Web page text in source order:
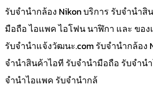
รับจำนำกล้อง Nikon บริการ รับจำนำสิ
มือถือ ไอแพค ไอโฟน นาฬิกา และ ขอ
รับจํานําแจ้งวัฒนะ.com รับจำนำกล้อง
จำนำสินค้าไอที รับจำนำมือถือ รับจำน
จำนำไอแพค รับจำนำกล้